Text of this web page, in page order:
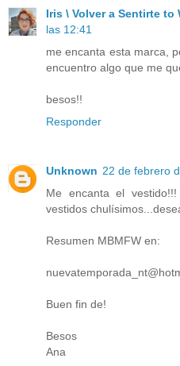
Iris \ Volver a Sentirte to
las 12:41
me encanta esta marca,
encuentro algo que me
besos!!
Responder
Unknown 22 de febrero
Me encanta el
vestidos
Resumen MBMFW en:
Buen fin de!
Besos
Ana